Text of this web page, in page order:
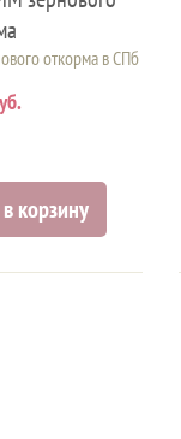
откорма в СПб
корзину